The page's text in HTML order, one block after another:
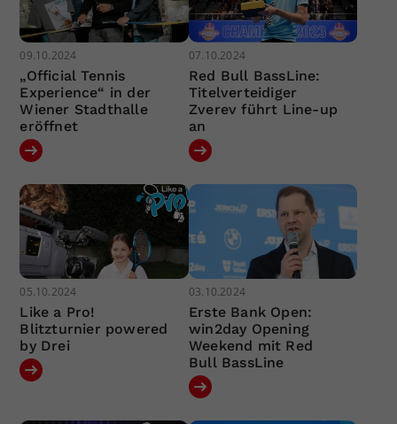
09.10.2024
„Official Tennis
Experience“ in der
Wiener Stadthalle
eröffnet
07.10.2024
Red Bull BassLine:
Titelverteidiger
Zverev führt Line-up
an
05.10.2024
Like a Pro!
Blitzturnier powered
by Drei
03.10.2024
Erste Bank Open:
win2day Opening
Weekend mit Red
Bull BassLine